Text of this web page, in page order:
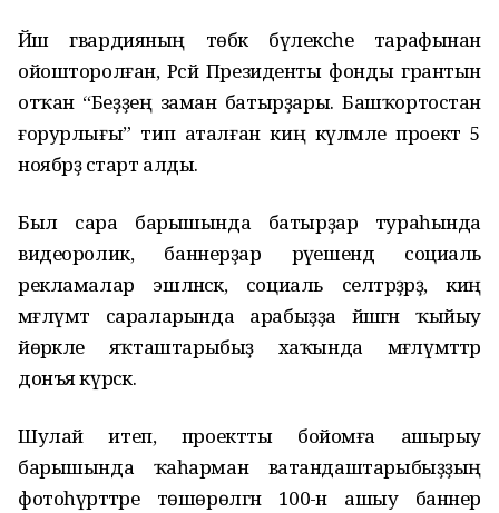
Йәш гвардияның төбәк бүлексәһе тарафынан
ойошторолған, Рәсәй Президенты фонды грантын
отҡан “Беҙҙең заман батырҙары. Башҡортостан
ғорурлығы” тип аталған киң күләмле проект 5
ноябрҙә старт алды.
Был сара барышында батырҙар тураһында
видеоролик, баннерҙар рәүешендә социаль
рекламалар эшләнәсәк, социаль селтәрҙәрҙә, киң
мәғлүмәт сараларында арабыҙҙа йәшәгән ҡыйыу
йөрәкле яҡташтарыбыҙ хаҡында мәғлүмәттәр
донъя күрәсәк.
Шулай итеп, проектты бойомға ашырыу
барышында ҡаһарман ватандаштарыбыҙҙың
фотоһүрәттәре төшөрөлгән 100-ән ашыу баннер